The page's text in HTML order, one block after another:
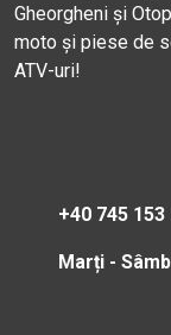
Gheorgheni și
moto și piese de
ATV-uri!
+40 745 153
Marți -